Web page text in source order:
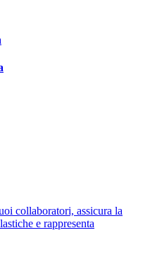
collaboratori, assicura la
e rappresenta